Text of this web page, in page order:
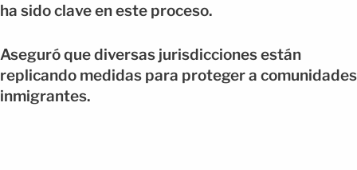
ha sido clave en este proceso.
Aseguró que diversas jurisdicciones están
replicando medidas para proteger a comunidades
inmigrantes.